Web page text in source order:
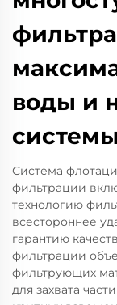
воды и
системы
Система
фильтрации
технологию
всестороннее
гарантию
фильтрации
фильтрующих
для захвата